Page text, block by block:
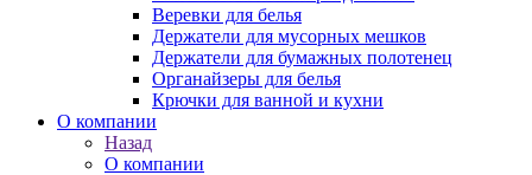
Веревки для белья
Держатели для мусорных мешков
Держатели для бумажных полотенец
Органайзеры для белья
Крючки для ванной и кухни
О компании
Назад
О компании